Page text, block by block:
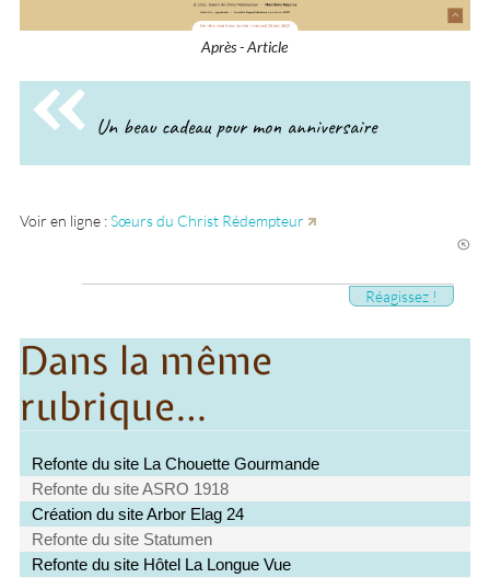
Après - Article
Un beau cadeau pour mon anniversaire
Voir en ligne :Sœurs du Christ Rédempteur
Réagissez !
Dans la même
rubrique…
Refonte du site La Chouette Gourmande
Refonte du site ASRO 1918
Création du site Arbor Elag 24
Refonte du site Statumen
Refonte du site Hôtel La Longue Vue